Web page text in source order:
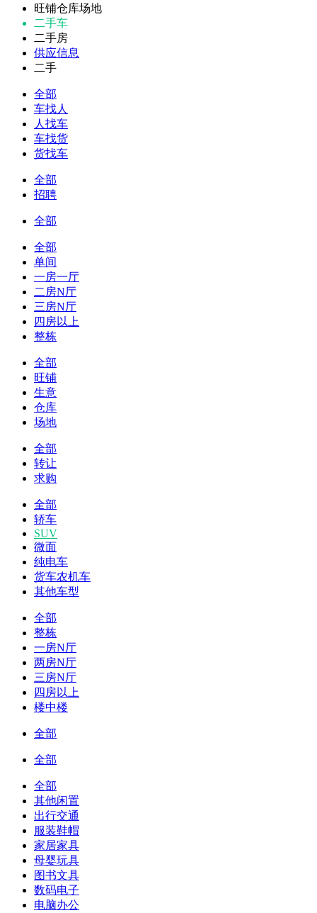
旺铺仓库场地
二手车
二手房
供应信息
二手
全部
车找人
人找车
车找货
货找车
全部
招聘
全部
全部
单间
一房一厅
二房N厅
三房N厅
四房以上
整栋
全部
旺铺
生意
仓库
场地
全部
转让
求购
全部
轿车
SUV
微面
纯电车
货车农机车
其他车型
全部
整栋
一房N厅
两房N厅
三房N厅
四房以上
楼中楼
全部
全部
全部
其他闲置
出行交通
服装鞋帽
家居家具
母婴玩具
图书文具
数码电子
电脑办公